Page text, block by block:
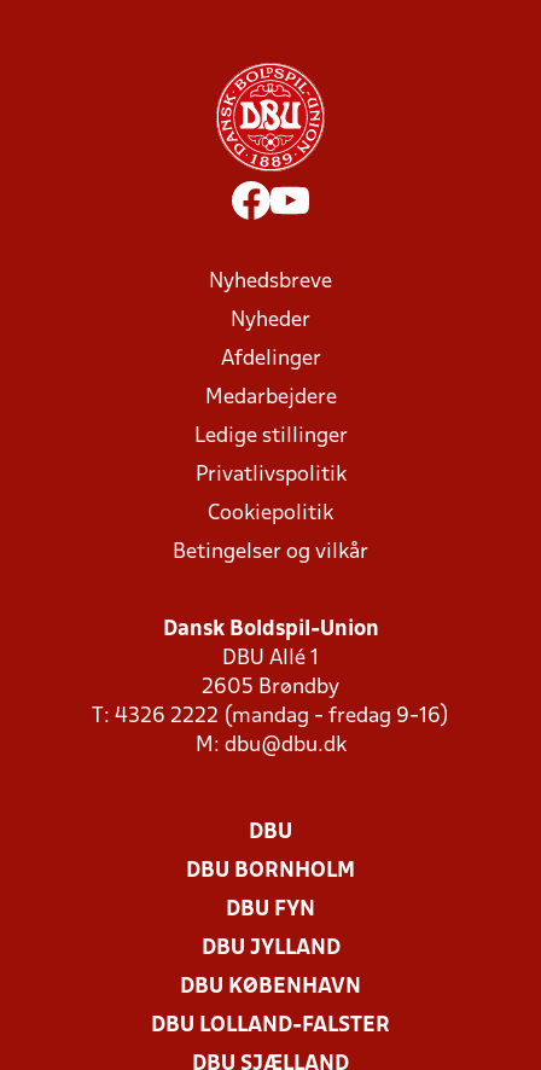
Nyhedsbreve
Nyheder
Afdelinger
Medarbejdere
Ledige stillinger
Privatlivspolitik
Cookiepolitik
Betingelser og vilkår
Dansk Boldspil-Union
DBU Allé 1
2605 Brøndby
T: 4326 2222 (mandag - fredag 9-16)
M: dbu@dbu.dk
DBU
DBU BORNHOLM
DBU FYN
DBU JYLLAND
DBU KØBENHAVN
DBU LOLLAND-FALSTER
DBU SJÆLLAND